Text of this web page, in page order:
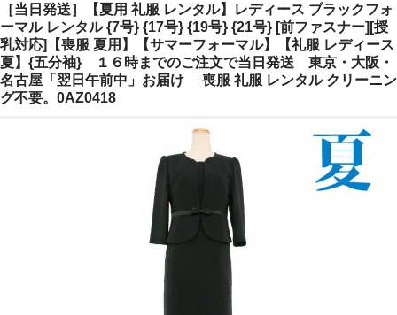
よくあるご質問
［当日発送］【夏用 礼服 レンタル】レディース ブラックフォ
ーマル レンタル {7号} {17号} {19号} {21号} [前ファスナー][授
乳対応]【喪服 夏用】【サマーフォーマル】【礼服 レディース
夏】{五分袖} １６時までのご注文で当日発送 東京・大阪・
名古屋「翌日午前中」お届け 喪服 礼服 レンタル クリーニン
グ不要。0AZ0418